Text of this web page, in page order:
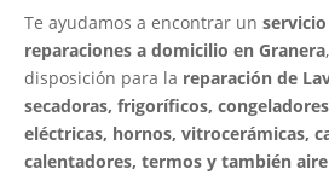
Te ayudamos a encontrar un
reparaciones a domicilio en Granera
disposición para la reparación de
secadoras, frigoríficos,
eléctricas, hornos, vitrocerámicas,
calentadores, termos y también